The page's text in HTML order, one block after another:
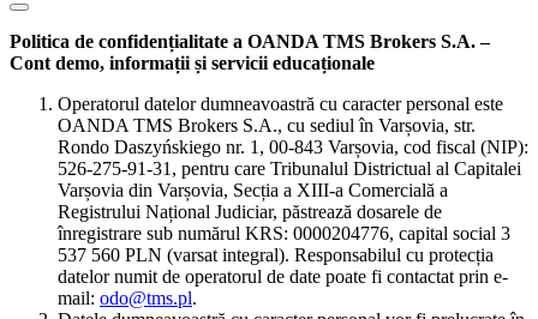
Politica de confidențialitate a OANDA TMS Brokers S.A. –
Cont demo, informații și servicii educaționale
Operatorul datelor dumneavoastră cu caracter personal este
OANDA TMS Brokers S.A., cu sediul în Varșovia, str.
Rondo Daszyńskiego nr. 1, 00-843 Varșovia, cod fiscal (NIP):
526-275-91-31, pentru care Tribunalul Districtual al Capitalei
Varșovia din Varșovia, Secția a XIII-a Comercială a
Registrului Național Judiciar, păstrează dosarele de
înregistrare sub numărul KRS: 0000204776, capital social 3
537 560 PLN (varsat integral). Responsabilul cu protecția
datelor numit de operatorul de date poate fi contactat prin e-
mail: odo@tms.pl.